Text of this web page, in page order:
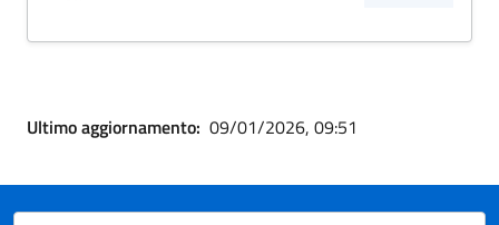
Ultimo aggiornamento: 09/01/2026, 09:51